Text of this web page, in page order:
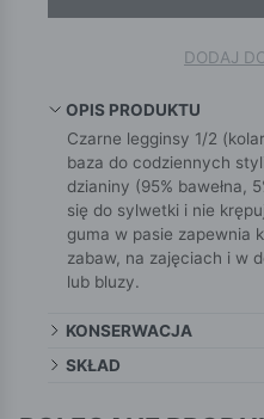
DODAJ
OPIS PRODUKTU
Czarne legginsy 1/2
baza do codziennych
dzianiny (95% bawełna,
się do sylwetki i nie
guma w pasie zapewnia
zabaw, na zajęciach i w
lub bluzy.
KONSERWACJA
SKŁAD